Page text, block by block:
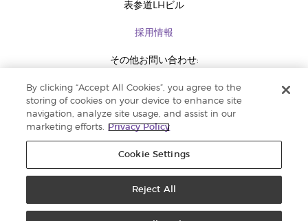
表参道LHビル
採用情報
その他お問い合わせ:
By clicking “Accept All Cookies”, you agree to the
storing of cookies on your device to enhance site
navigation, analyze site usage, and assist in our
marketing efforts.
Privacy Policy
Cookie Settings
Reject All